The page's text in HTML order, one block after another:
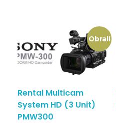
Obral!
Rental Multicam
System HD (3 Unit)
PMW300